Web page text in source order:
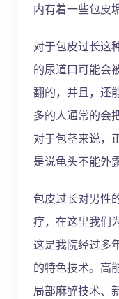
内有着一些包皮
对于包皮过长这
的尿道口可能会
翻的，并且，还
多的人通常的会
对于包茎来说，
是说龟头不能外
包皮过长对男性
疗，在这里我们
这是我院经过多
的特色技术。高
局部麻醉技术、